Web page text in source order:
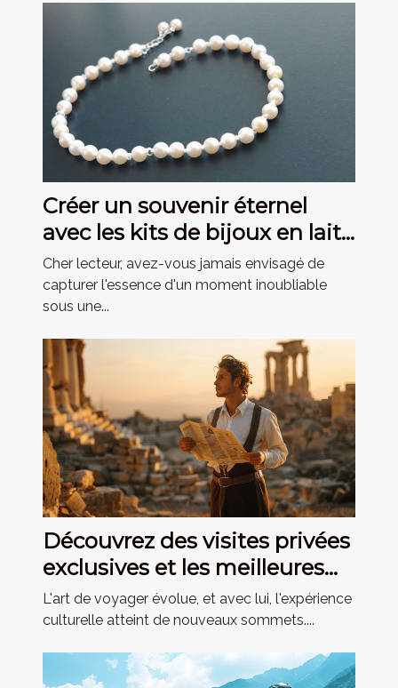
Créer un souvenir éternel
avec les kits de bijoux en lait
maternel
Cher lecteur, avez-vous jamais envisagé de
capturer l'essence d'un moment inoubliable
sous une...
Découvrez des visites privées
exclusives et les meilleures
activités culturelles
L'art de voyager évolue, et avec lui, l'expérience
culturelle atteint de nouveaux sommets....